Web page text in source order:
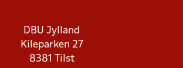
DBU Jylland
Kileparken 27
8381 Tilst